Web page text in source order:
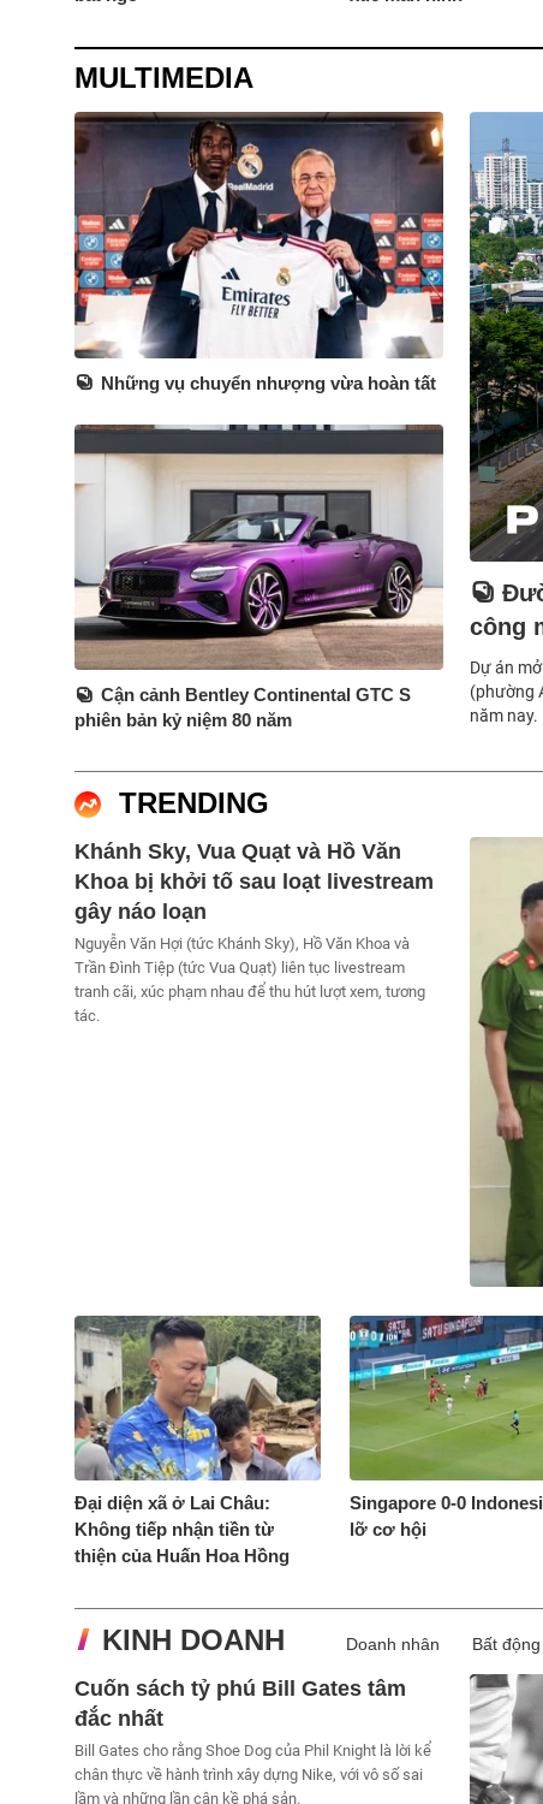
MULTIMEDIA
công
Dự án
(phường
năm nay.
Những vụ chuyển nhượng vừa hoàn tất
Cận cảnh Bentley Continental GTC S
phiên bản kỷ niệm 80 năm
TRENDING
Khánh Sky, Vua Quạt và Hồ Văn
Khoa bị khởi tố sau loạt livestream
gây náo loạn
Nguyễn Văn Hợi (tức Khánh Sky), Hồ Văn Khoa và
Trần Đình Tiệp (tức Vua Quạt) liên tục livestream
tranh cãi, xúc phạm nhau để thu hút lượt xem, tương
tác.
Đại diện xã ở Lai Châu:
Không tiếp nhận tiền từ
thiện của Huấn Hoa Hồng
Singapore 0-0
lỡ cơ hội
KINH DOANH Doanh nhân Bất
Cuốn sách tỷ phú Bill Gates tâm
đắc nhất
Bill Gates cho rằng Shoe Dog của Phil Knight là lời kể
chân thực về hành trình xây dựng Nike, với vô số sai
lầm và những lần cận kề phá sản.